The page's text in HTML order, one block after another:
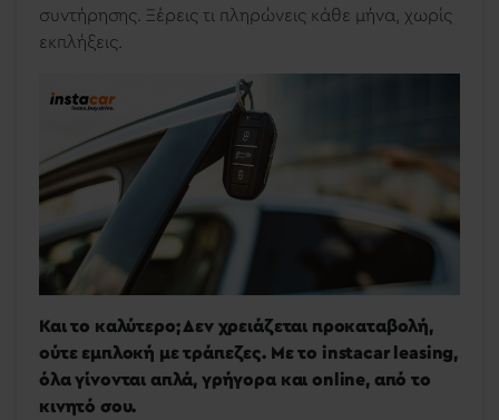
συντήρησης. Ξέρεις τι πληρώνεις κάθε μήνα, χωρίς
εκπλήξεις.
Και το καλύτερο; Δεν χρειάζεται προκαταβολή,
ούτε εμπλοκή με τράπεζες. Με το instacar leasing,
όλα γίνονται απλά, γρήγορα και online, από το
κινητό σου.